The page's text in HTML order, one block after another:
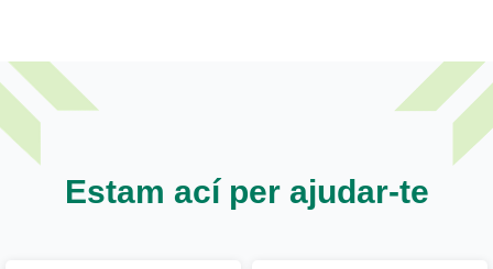
Estam ací per ajudar-te